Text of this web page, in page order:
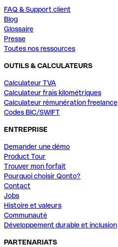
FAQ & Support client
Blog
Glossaire
Presse
Toutes nos ressources
OUTILS & CALCULATEURS
Calculateur TVA
Calculateur frais kilométriques
Calculateur rémunération freelance
Codes BIC/SWIFT
ENTREPRISE
Demander une démo
Product Tour
Trouver mon forfait
Pourquoi choisir Qonto?
Contact
Jobs
Histoire et valeurs
Communauté
Développement durable et inclusion
PARTENARIATS